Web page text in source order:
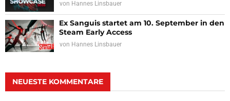
von Hannes Linsbauer
Ex Sanguis startet am 10. September in den
Steam Early Access
von Hannes Linsbauer
NEUESTE KOMMENTARE